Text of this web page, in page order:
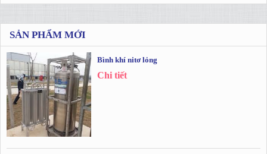
SẢN PHẨM MỚI
Bình khí nitơ lỏng
Chi tiết